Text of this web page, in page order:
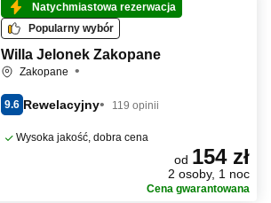
Natychmiastowa rezerwacja
Popularny wybór
Willa Jelonek Zakopane
Zakopane
9.6 Rewelacyjny 119 opinii
Wysoka jakość, dobra cena
od 154 zł
2 osoby, 1 noc
Cena gwarantowana